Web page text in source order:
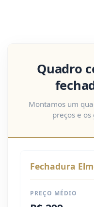
Quadro
Montamos um
preços e
Fechadura
PREÇO MÉDIO